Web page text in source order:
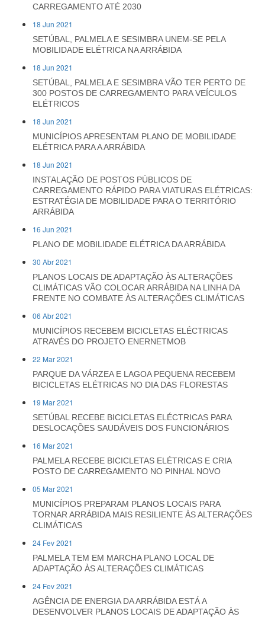
CARREGAMENTO ATÉ 2030
18 Jun 2021
SETÚBAL, PALMELA E SESIMBRA UNEM-SE PELA
MOBILIDADE ELÉTRICA NA ARRÁBIDA
18 Jun 2021
SETÚBAL, PALMELA E SESIMBRA VÃO TER PERTO DE
300 POSTOS DE CARREGAMENTO PARA VEÍCULOS
ELÉTRICOS
18 Jun 2021
MUNICÍPIOS APRESENTAM PLANO DE MOBILIDADE
ELÉTRICA PARA A ARRÁBIDA
18 Jun 2021
INSTALAÇÃO DE POSTOS PÚBLICOS DE
CARREGAMENTO RÁPIDO PARA VIATURAS ELÉTRICAS:
ESTRATÉGIA DE MOBILIDADE PARA O TERRITÓRIO
ARRÁBIDA
16 Jun 2021
PLANO DE MOBILIDADE ELÉTRICA DA ARRÁBIDA
30 Abr 2021
PLANOS LOCAIS DE ADAPTAÇÃO ÀS ALTERAÇÕES
CLIMÁTICAS VÃO COLOCAR ARRÁBIDA NA LINHA DA
FRENTE NO COMBATE ÀS ALTERAÇÕES CLIMÁTICAS
06 Abr 2021
MUNICÍPIOS RECEBEM BICICLETAS ELÉCTRICAS
ATRAVÉS DO PROJETO ENERNETMOB
22 Mar 2021
PARQUE DA VÁRZEA E LAGOA PEQUENA RECEBEM
BICICLETAS ELÉTRICAS NO DIA DAS FLORESTAS
19 Mar 2021
SETÚBAL RECEBE BICICLETAS ELÉCTRICAS PARA
DESLOCAÇÕES SAUDÁVEIS DOS FUNCIONÁRIOS
16 Mar 2021
PALMELA RECEBE BICICLETAS ELÉTRICAS E CRIA
POSTO DE CARREGAMENTO NO PINHAL NOVO
05 Mar 2021
MUNICÍPIOS PREPARAM PLANOS LOCAIS PARA
TORNAR ARRÁBIDA MAIS RESILIENTE ÀS ALTERAÇÕES
CLIMÁTICAS
24 Fev 2021
PALMELA TEM EM MARCHA PLANO LOCAL DE
ADAPTAÇÃO ÀS ALTERAÇÕES CLIMÁTICAS
24 Fev 2021
AGÊNCIA DE ENERGIA DA ARRÁBIDA ESTÁ A
DESENVOLVER PLANOS LOCAIS DE ADAPTAÇÃO ÀS